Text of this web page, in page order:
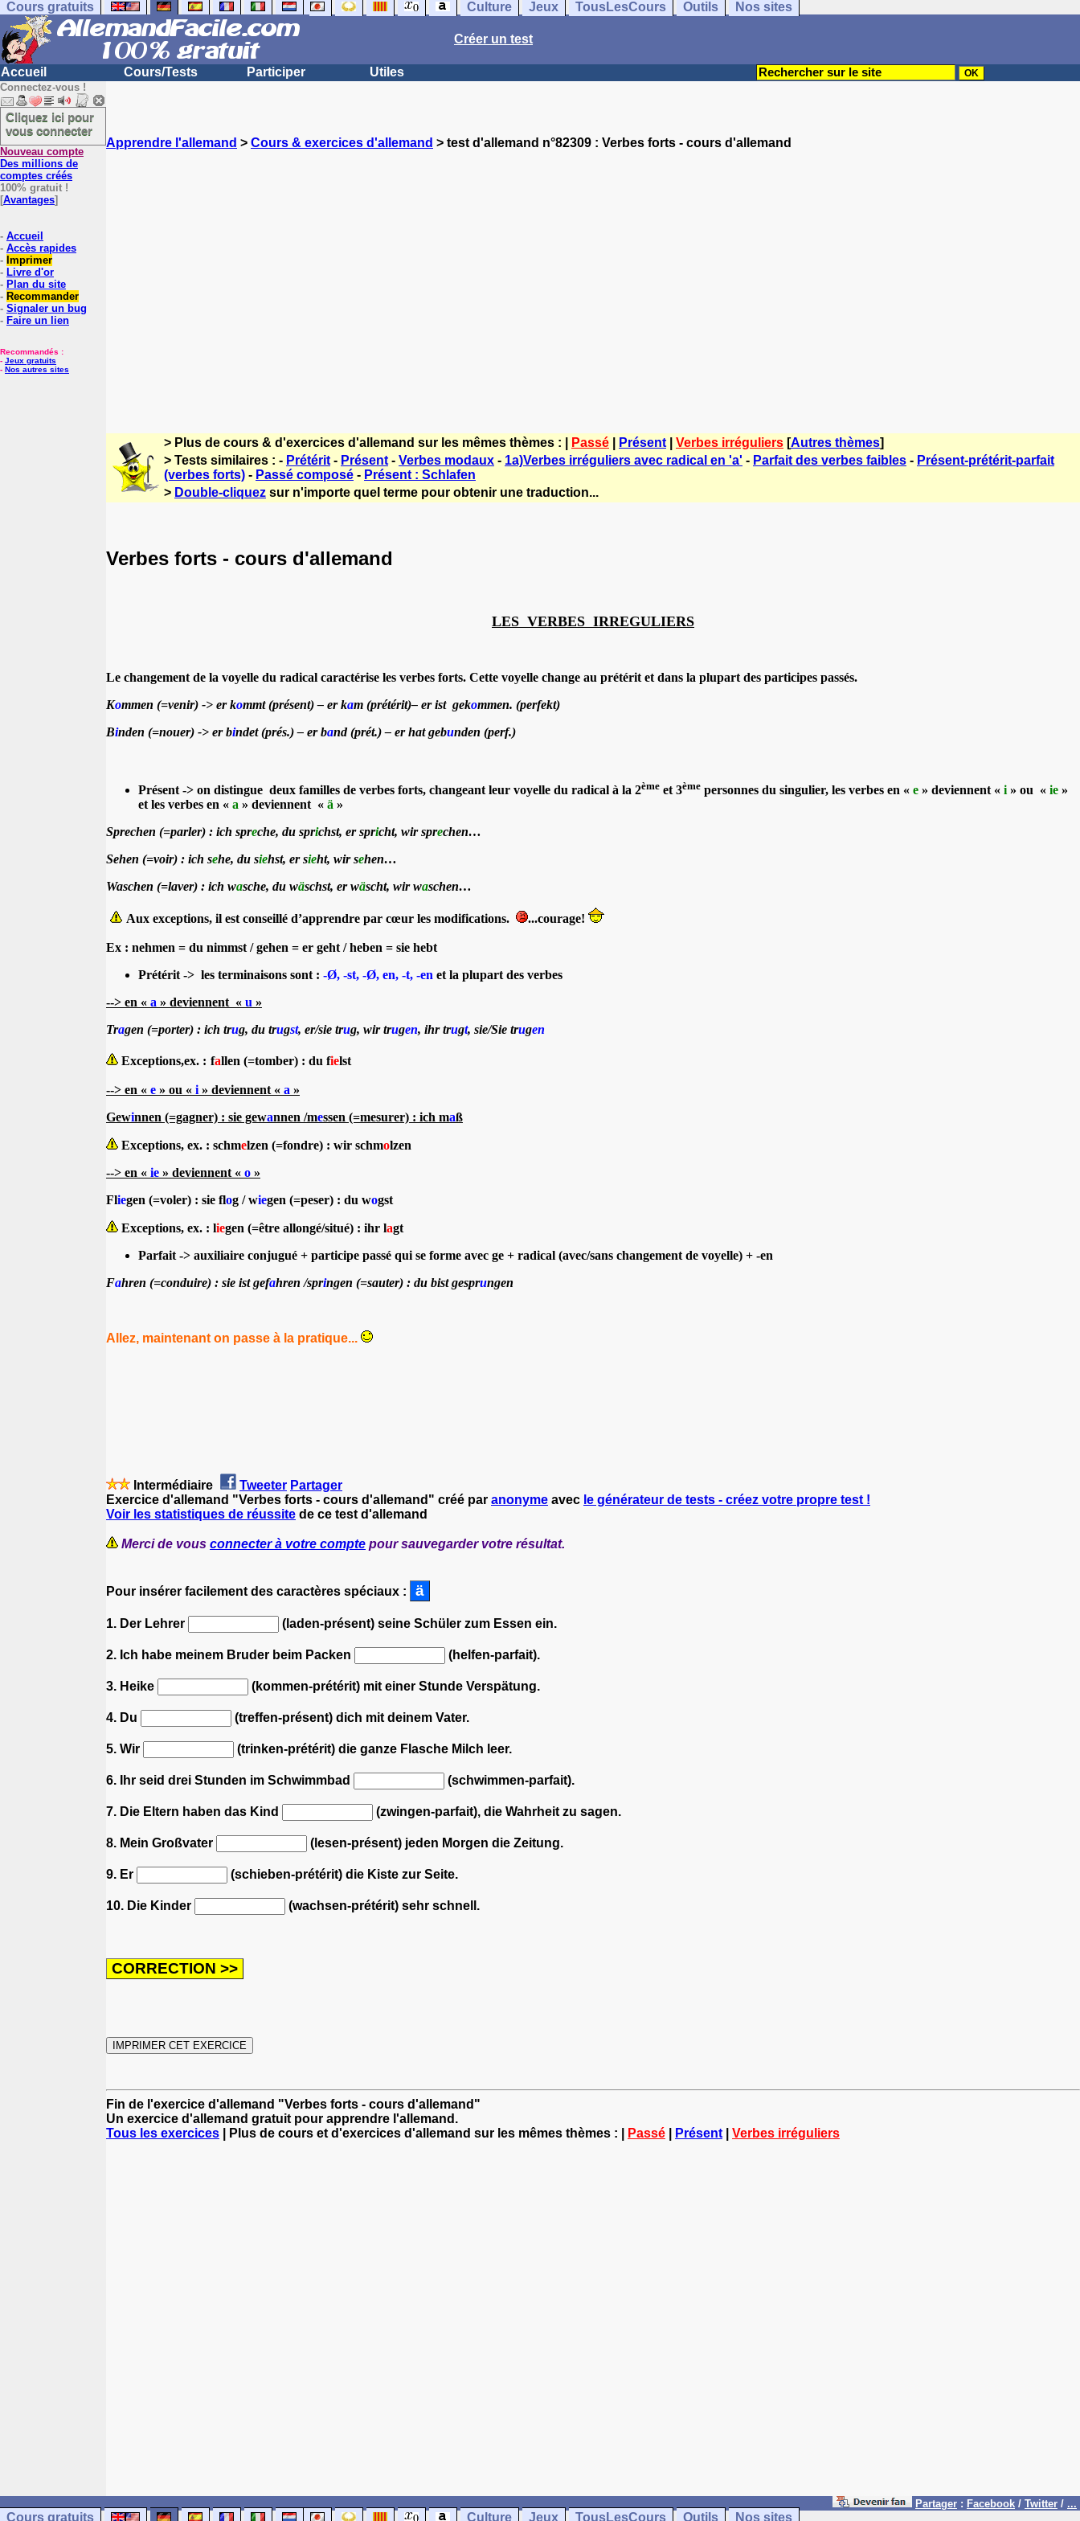
Cours gratuits Culture Jeux TousLesCours Outils Nos sites
Créer un test
Accueil Cours/Tests Participer Utiles
Connectez-vous !
Cliquez ici pour
vous connecter
Nouveau compte
Des millions de
comptes créés
100% gratuit !
[Avantages]
- Accueil
- Accès rapides
- Imprimer
- Livre d'or
- Plan du site
- Recommander
- Signaler un bug
- Faire un lien
Recommandés :
- Jeux gratuits
- Nos autres sites
Apprendre l'allemand > Cours & exercices d'allemand > test d'allemand n°82309 : Verbes forts - cours d'allemand
> Plus de cours & d'exercices d'allemand sur les mêmes thèmes : | Passé Présent Verbes irréguliers [Autres thèmes]
> Tests similaires : - Prétérit - Présent - Verbes modaux - 1a)Verbes irréguliers avec radical en 'a' - Parfait des verbes faibles - Présent-prétérit-parfait
(verbes forts) - Passé composé - Présent : Schlafen
> Double-cliquez sur n'importe quel terme pour obtenir une traduction...
Verbes forts - cours d'allemand
LES VERBES IRREGULIERS
Le changement de la voyelle du radical caractérise les verbes forts. Cette voyelle change au prétérit et dans la plupart des participes passés.
Kommen (=venir) -> er kommt (présent) – er kam (prétérit)– er ist gekommen. (perfekt)
Binden (=nouer) -> er bindet (prés.) – er band (prét.) – er hat gebunden (perf.)
Présent -> on distingue deux familles de verbes forts, changeant leur voyelle du radical à la 2ème et 3ème personnes du singulier, les verbes en « e » deviennent « i » ou « ie »
et les verbes en « a » deviennent « ä »
Sprechen (=parler) : ich spreche, du sprichst, er spricht, wir sprechen…
Sehen (=voir) : ich sehe, du siehst, er sieht, wir sehen…
Waschen (=laver) : ich wasche, du wäschst, er wäscht, wir waschen…
Aux exceptions, il est conseillé d’apprendre par cœur les modifications. ...courage!
Ex : nehmen = du nimmst / gehen = er geht / heben = sie hebt
Prétérit -> les terminaisons sont : -Ø, -st, -Ø, en, -t, -en et la plupart des verbes
--> en « a » deviennent « u »
Tragen (=porter) : ich trug, du trugst, er/sie trug, wir trugen, ihr trugt, sie/Sie trugen
Exceptions,ex. : fallen (=tomber) : du fielst
--> en « e » ou « i » deviennent « a »
Gewinnen (=gagner) : sie gewannen /messen (=mesurer) : ich maß
Exceptions, ex. : schmelzen (=fondre) : wir schmolzen
--> en « ie » deviennent « o »
Fliegen (=voler) : sie flog / wiegen (=peser) : du wogst
Exceptions, ex. : liegen (=être allongé/situé) : ihr lagt
Parfait -> auxiliaire conjugué + participe passé qui se forme avec ge + radical (avec/sans changement de voyelle) + -en
Fahren (=conduire) : sie ist gefahren /springen (=sauter) : du bist gesprungen
Allez, maintenant on passe à la pratique...
Intermédiaire Tweeter Partager
Exercice d'allemand "Verbes forts - cours d'allemand" créé par anonyme avec le générateur de tests - créez votre propre test !
Voir les statistiques de réussite de ce test d'allemand
Merci de vous connecter à votre compte pour sauvegarder votre résultat.
Pour insérer facilement des caractères spéciaux :
1. Der Lehrer (laden-présent) seine Schüler zum Essen ein.
2. Ich habe meinem Bruder beim Packen (helfen-parfait).
3. Heike (kommen-prétérit) mit einer Stunde Verspätung.
4. Du (treffen-présent) dich mit deinem Vater.
5. Wir (trinken-prétérit) die ganze Flasche Milch leer.
6. Ihr seid drei Stunden im Schwimmbad (schwimmen-parfait).
7. Die Eltern haben das Kind (zwingen-parfait), die Wahrheit zu sagen.
8. Mein Großvater (lesen-présent) jeden Morgen die Zeitung.
9. Er (schieben-prétérit) die Kiste zur Seite.
10. Die Kinder (wachsen-prétérit) sehr schnell.
Fin de l'exercice d'allemand "Verbes forts - cours d'allemand"
Un exercice d'allemand gratuit pour apprendre l'allemand.
Tous les exercices | Plus de cours et d'exercices d'allemand sur les mêmes thèmes : | Passé Présent Verbes irréguliers
Partager : Facebook / Twitter / ...
Cours gratuits Culture Jeux TousLesCours Outils Nos sites